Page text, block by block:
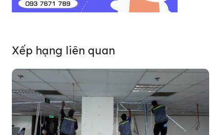
Xếp hạng liên quan